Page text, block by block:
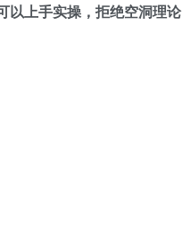
以上手实操，拒绝空洞理论